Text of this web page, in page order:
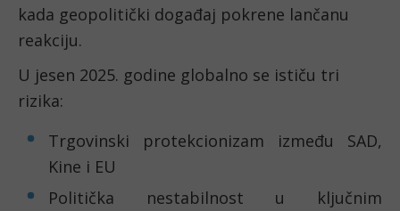
kada geopolitički događaj pokrene lančanu
reakciju.
U jesen 2025. godine globalno se ističu tri
rizika:
Trgovinski protekcionizam između SAD,
Kine i EU
Politička nestabilnost u ključnim